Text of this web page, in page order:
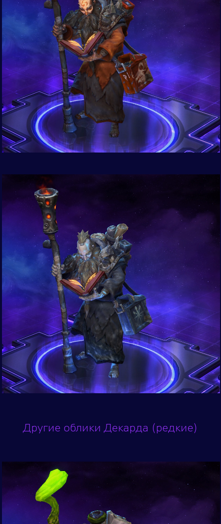
Другие облики Декарда (редкие)